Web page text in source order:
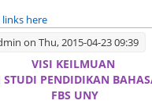
here
on Thu, 2015-04-23 09:39
VISI KEILMUAN
STUDI PENDIDIKAN
FBS UNY